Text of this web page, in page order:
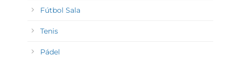
Fútbol Sala
Tenis
Pádel